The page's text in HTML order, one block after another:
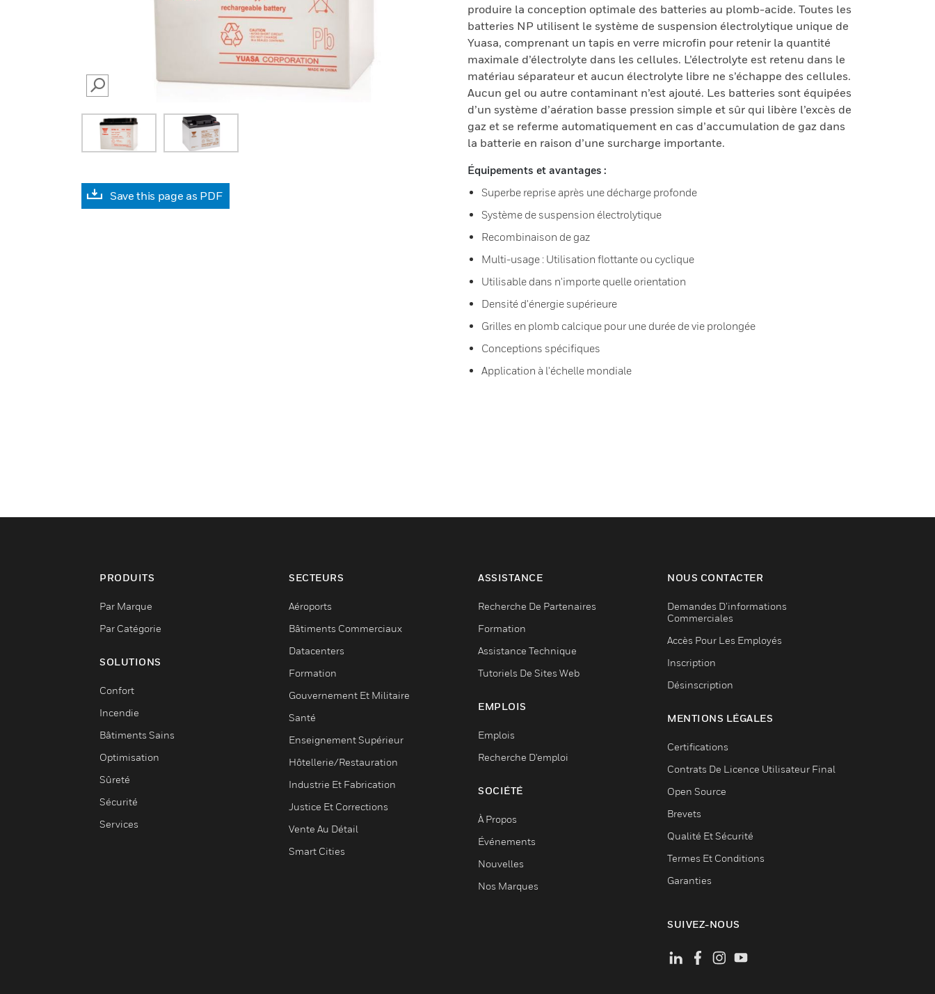
SEARCH
Save this page as PDF
produire la conception optimale des batteries au plomb-acide. Toutes les
batteries NP utilisent le système de suspension électrolytique unique de
Yuasa, comprenant un tapis en verre microfin pour retenir la quantité
maximale d’électrolyte dans les cellules. L’électrolyte est retenu dans le
matériau séparateur et aucun électrolyte libre ne s’échappe des cellules.
Aucun gel ou autre contaminant n’est ajouté. Les batteries sont équipées
d’un système d’aération basse pression simple et sûr qui libère l’excès de
gaz et se referme automatiquement en cas d’accumulation de gaz dans
la batterie en raison d’une surcharge importante.
Équipements et avantages :
Superbe reprise après une décharge profonde
Système de suspension électrolytique
Recombinaison de gaz
Multi-usage : Utilisation flottante ou cyclique
Utilisable dans n'importe quelle orientation
Densité d'énergie supérieure
Grilles en plomb calcique pour une durée de vie prolongée
Conceptions spécifiques
Application à l'échelle mondiale
PRODUITS
Par Marque
Par Catégorie
SOLUTIONS
Confort
Incendie
Bâtiments Sains
Optimisation
Sûreté
Sécurité
Services
SECTEURS
Aéroports
Bâtiments Commerciaux
Datacenters
Formation
Gouvernement Et Militaire
Santé
Enseignement Supérieur
Hôtellerie/Restauration
Industrie Et Fabrication
Justice Et Corrections
Vente Au Détail
Smart Cities
ASSISTANCE
Recherche De Partenaires
Formation
Assistance Technique
Tutoriels De Sites Web
EMPLOIS
Emplois
Recherche D'emploi
SOCIÉTÉ
À Propos
Événements
Nouvelles
Nos Marques
NOUS CONTACTER
Demandes D’informations
Commerciales
Accès Pour Les Employés
Inscription
Désinscription
MENTIONS LÉGALES
Certifications
Contrats De Licence Utilisateur Final
Open Source
Brevets
Qualité Et Sécurité
Termes Et Conditions
Garanties
SUIVEZ-NOUS